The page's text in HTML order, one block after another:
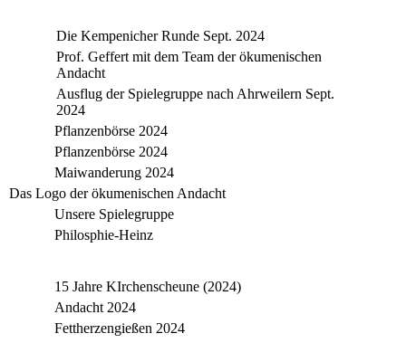
Die Kempenicher Runde Sept. 2024
Prof. Geffert mit dem Team der ökumenischen
Andacht
Ausflug der Spielegruppe nach Ahrweilern Sept.
2024
Pflanzenbörse 2024
Pflanzenbörse 2024
Maiwanderung 2024
Das Logo der ökumenischen Andacht
Unsere Spielegruppe
Philosphie-Heinz
15 Jahre KIrchenscheune (2024)
Andacht 2024
Fettherzengießen 2024